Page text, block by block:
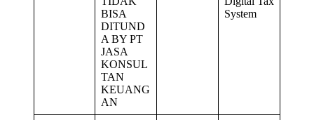
BISA
DITUND
A BY PT
JASA
KONSUL
TAN
KEUANG
AN
System